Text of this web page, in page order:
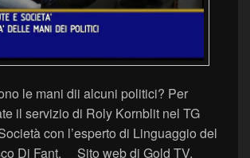
le mani dii alcuni politici? Per
il servizio di Roly Kornblit nel TG
con l’esperto di Linguaggio del
Di Fant. Sito web di Gold TV.